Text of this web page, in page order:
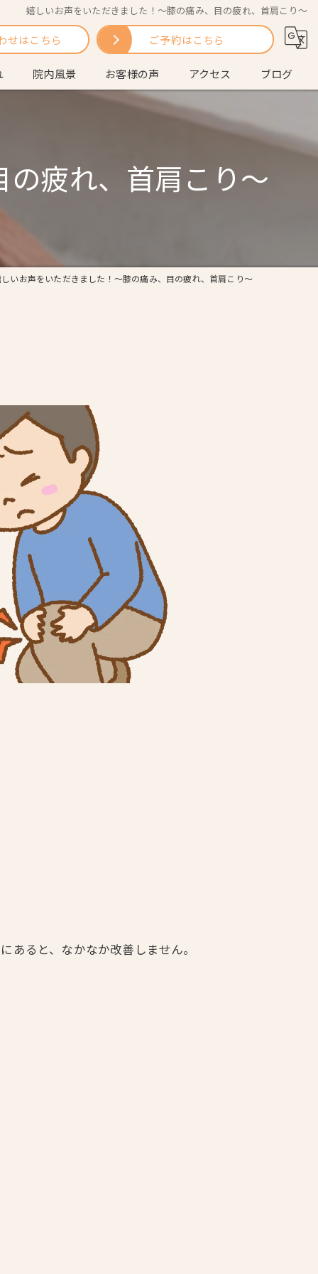
嬉しいお声をいただきました！～膝の痛み、目の疲れ、首肩こり～
せはこちら ご予約はこちら
院内風景 お客様の声 アクセス ブログ
疲れ、首肩こり～
いお声をいただきました！～膝の痛み、目の疲れ、首肩こり～
ると、なかなか改善しません。